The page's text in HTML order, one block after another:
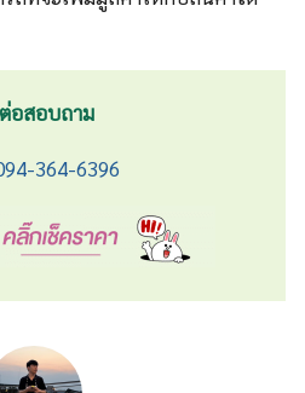
อสอบถาม
364-6396